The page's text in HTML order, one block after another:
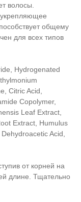
волосы.
общему
для всех типов
Hydrogenated
Citric Acid,
Copolymer,
Leaf Extract,
Extract, Humulus
Acid,
от корней на
длине. Тщательно